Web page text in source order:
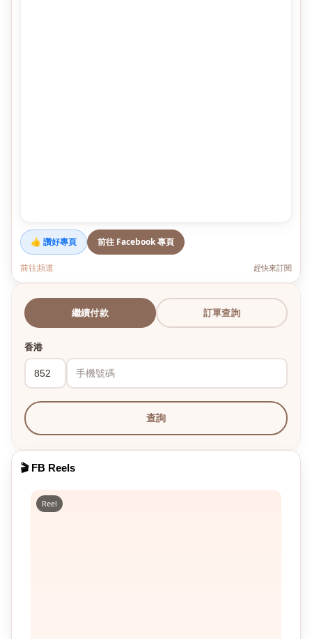
👍 讚好專頁 前往 Facebook 專頁
前往頻道 趕快來訂閱
繼續付款 訂單查詢
香港
查詢
🎬 FB Reels
Reel